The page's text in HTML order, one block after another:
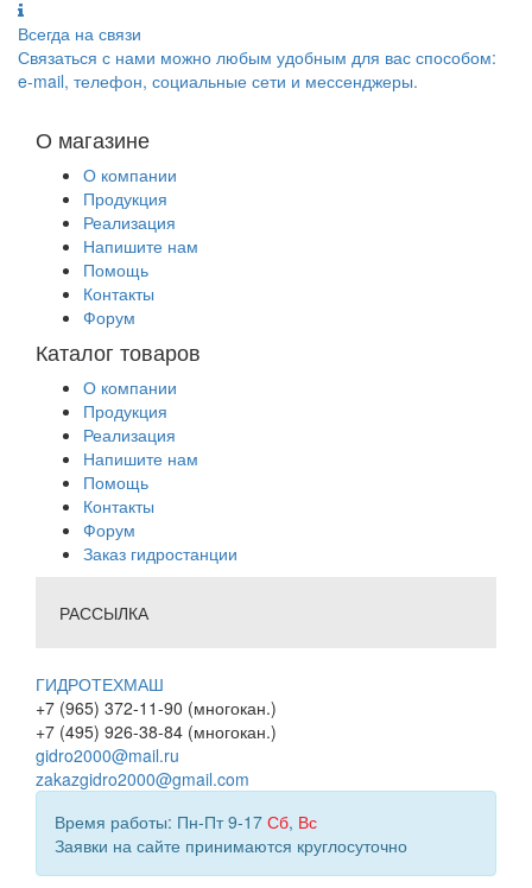
Всегда на связи
Связаться с нами можно любым удобным для вас способом:
e-mail, телефон, социальные сети и мессенджеры.
О магазине
О компании
Продукция
Реализация
Напишите нам
Помощь
Контакты
Форум
Каталог товаров
О компании
Продукция
Реализация
Напишите нам
Помощь
Контакты
Форум
Заказ гидростанции
РАССЫЛКА
ГИДРОТЕХМАШ
+7 (965) 372-11-90 (многокан.)
+7 (495) 926-38-84 (многокан.)
gidro2000@mail.ru
zakazgidro2000@gmail.com
Время работы: Пн-Пт 9-17 Сб, Вс
Заявки на сайте принимаются круглосуточно